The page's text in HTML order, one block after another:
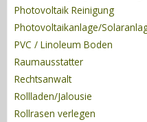
Photovoltaik Reinigung
Photovoltaikanlage/
PVC / Linoleum Boden
Raumausstatter
Rechtsanwalt
Rollladen/Jalousie
Rollrasen verlegen